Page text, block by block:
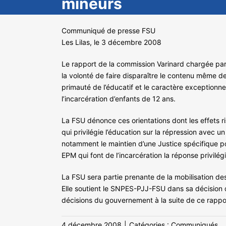
Communiqué de presse FSU
Les Lilas, le 3 décembre 2008
Le rapport de la commission Varinard chargée
la volonté de faire disparaître le contenu même
primauté de l’éducatif et le caractère
l’incarcération d’enfants de 12 ans.
La FSU dénonce ces orientations dont les effets
qui privilégie l’éducation sur la répression avec
notamment le maintien d’une Justice spécifique
EPM qui font de l’incarcération la réponse
La FSU sera partie prenante de la mobilisation
Elle soutient le SNPES-PJJ-FSU dans sa
décisions du gouvernement à la suite de ce